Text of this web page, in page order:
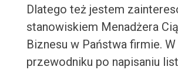
Dlatego też jestem
stanowiskiem Menadżera
Biznesu w Państwa firmie.
przewodniku po napisaniu